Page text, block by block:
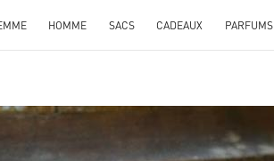
HOMME SACS CADEAUX PARFUMS